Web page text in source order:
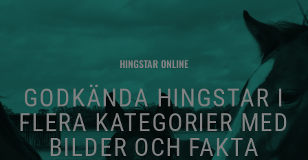
HINGSTAR ONLINE
GODKÄNDA HINGSTAR I
FLERA KATEGORIER MED
BILDER OCH FAKTA